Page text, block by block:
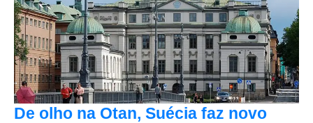
De olho na Otan, Suécia faz novo